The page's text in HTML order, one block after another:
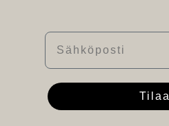
Sähköposti
Tilaa